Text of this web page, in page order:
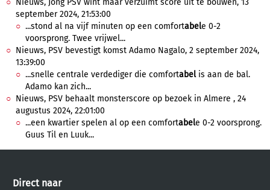
Nieuws, Jong PSV wint maar verzuimt score uit te bouwen, 13
september 2024, 21:53:00
...stond al na vijf minuten op een comfortabele 0-2
voorsprong. Twee vrijwel...
Nieuws, PSV bevestigt komst Adamo Nagalo, 2 september 2024,
13:39:00
...snelle centrale verdediger die comfortabelis aan de bal.
Adamo kan zich...
Nieuws, PSV behaalt monsterscore op bezoek in Almere , 24
augustus 2024, 22:01:00
...een kwartier spelen al op een comfortabele 0-2 voorsprong.
Guus Til en Luuk...
Direct naar